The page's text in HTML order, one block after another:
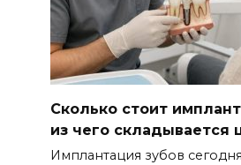
Сколько стоит
из чего складывается
Имплантация зубов сегодня